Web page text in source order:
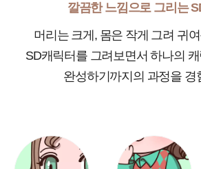
깔끔한 느낌으로 그리는
머리는 크게, 몸은 작게 그려 귀
SD캐릭터를 그려보면서 하나의
완성하기까지의 과정을 경